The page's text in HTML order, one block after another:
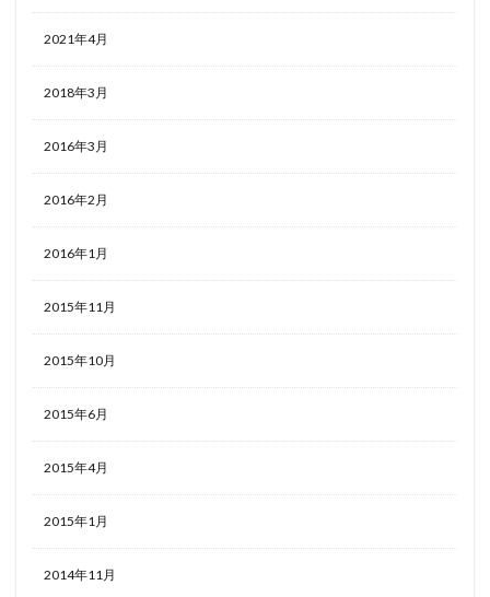
2021年4月
2018年3月
2016年3月
2016年2月
2016年1月
2015年11月
2015年10月
2015年6月
2015年4月
2015年1月
2014年11月